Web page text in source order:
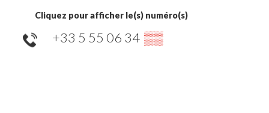
Cliquez pour afficher le(s) numéro(s)
+33 5 55 06 34 ▒▒